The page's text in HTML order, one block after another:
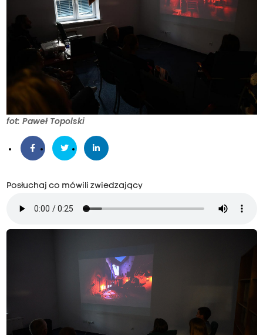
fot: Paweł Topolski
Posłuchaj co mówili zwiedzający